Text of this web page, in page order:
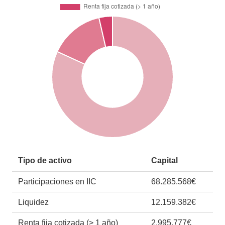
Tipo de activo Capital
Participaciones en IIC 68.285.568€
Liquidez 12.159.382€
Renta fija cotizada (> 1 año) 2.995.777€